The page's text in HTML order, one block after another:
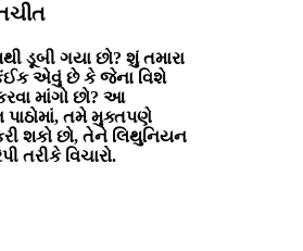
ડૂબી ગયા છો? શું તમારા
એવું છે કે જેના વિશે
માંગો છો? આ
પાઠોમાં, તમે મુક્તપણે
શકો છો, તેને લિથુનિયન
તરીકે વિચારો.